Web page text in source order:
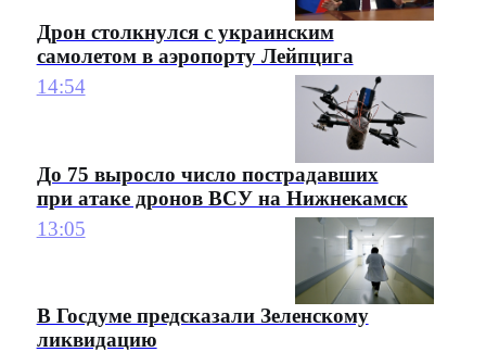
Дрон столкнулся с украинским
самолетом в аэропорту Лейпцига
14:54
До 75 выросло число пострадавших
при атаке дронов ВСУ на Нижнекамск
13:05
В Госдуме предсказали Зеленскому
ликвидацию